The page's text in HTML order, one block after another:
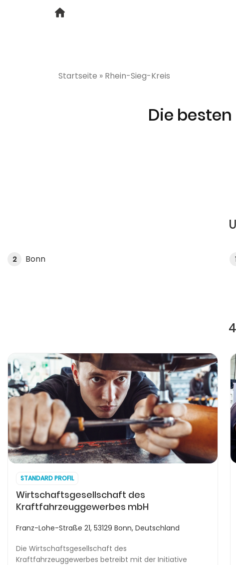
Startseite » Rhein-Sieg-Kreis
Die
2 Bonn
STANDARD PROFIL
Wirtschaftsgesellschaft des
Kraftfahrzeuggewerbes mbH
Franz-Lohe-Straße 21, 53129 Bonn, Deutschland
Die Wirtschaftsgesellschaft des
Kraftfahrzeuggewerbes betreibt mit der Initiative